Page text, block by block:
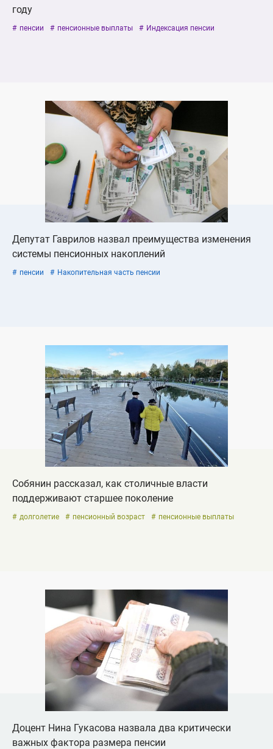
году
пенсии пенсионные выплаты Индексация пенсии
Депутат Гаврилов назвал преимущества изменения
системы пенсионных накоплений
пенсии Накопительная часть пенсии
Собянин рассказал, как столичные власти
поддерживают старшее поколение
долголетие пенсионный возраст пенсионные выплаты
Доцент Нина Гукасова назвала два критически
важных фактора размера пенсии